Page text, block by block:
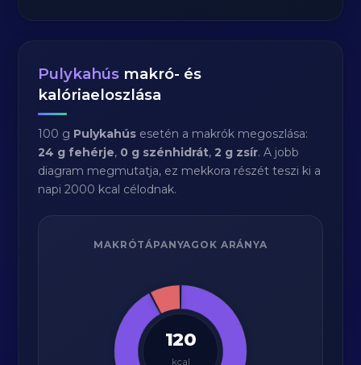
Pulykahús makró- és
kalóriaeloszlása
100 g Pulykahús esetén a makrók megoszlása:
24 g fehérje, 0 g szénhidrát,2 g zsír. A jobb
diagram megmutatja, ez mekkora részét teszi ki a
napi 2000 kcal célodnak.
MAKRÓTÁPANYAGOK ARÁNYA
120
kcal